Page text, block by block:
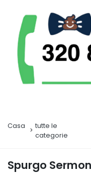
Casa
tutte le
categorie
Spurgo